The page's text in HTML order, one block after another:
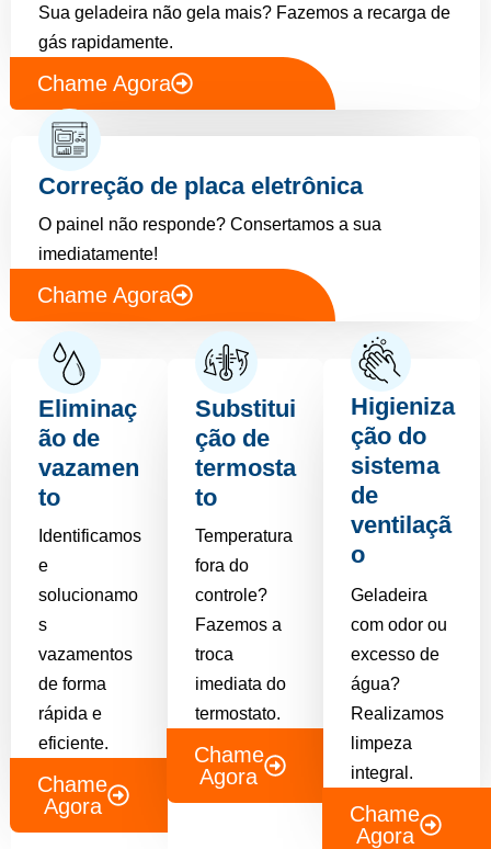
Sua geladeira não gela mais? Fazemos a recarga de
gás rapidamente.
Chame Agora
Correção de placa eletrônica
O painel não responde? Consertamos a sua
imediatamente!
Chame Agora
Eliminaç
ão de
vazamen
to
Identificamos
e
solucionamo
s
vazamentos
de forma
rápida e
eficiente.
Chame
Agora
Substitui
ção de
termosta
to
Temperatura
fora do
controle?
Fazemos a
troca
imediata do
termostato.
Chame
Agora
Higieniza
ção do
sistema
de
ventilaçã
o
Geladeira
com odor ou
excesso de
água?
Realizamos
limpeza
integral.
Chame
Agora